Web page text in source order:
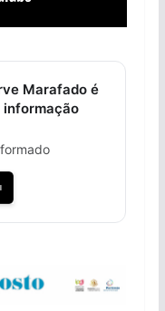
Marafado é
informação